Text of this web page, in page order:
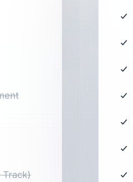
Track)